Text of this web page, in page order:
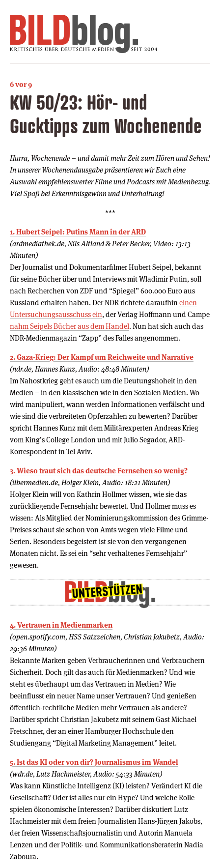
6 vor 9
KW 50/23: Hör- und
Gucktipps zum Wochenende
Hurra, Wochenende – und damit mehr Zeit zum Hören und Sehen!
In unserer Wochenendausgabe präsentieren wir Euch eine
Auswahl empfehlenswerter Filme und Podcasts mit Medienbezug.
Viel Spaß bei Erkenntnisgewinn und Unterhaltung!
***
1. Hubert Seipel: Putins Mann in der ARD
(ardmediathek.de, Nils Altland & Peter Becker, Video: 13:13
Minuten)
Der Journalist und Dokumentarfilmer Hubert Seipel, bekannt
für seine Bücher über und Interviews mit Wladimir Putin, soll
nach Recherchen von ZDF und “Spiegel” 600.000 Euro aus
Russland erhalten haben. Der NDR richtete daraufhin einen
Untersuchungsausschuss ein, der Verlag Hoffmann und Campe
nahm Seipels Bücher aus dem Handel. Nun hat sich auch das
NDR-Medienmagazin “Zapp” des Falles angenommen.
2. Gaza-Krieg: Der Kampf um Reichweite und Narrative
(ndr.de, Hannes Kunz, Audio: 48:48 Minuten)
Im Nahostkrieg geht es auch um die Deutungshoheit in den
Medien – in den klassischen wie in den Sozialen Medien. Wo
wird manipuliert, wann werden Informationen verfälscht und
wie sind die verbreiteten Opferzahlen zu bewerten? Darüber
spricht Hannes Kunz mit dem Militärexperten Andreas Krieg
vom King’s College London und mit Julio Segador, ARD-
Korrespondent in Tel Aviv.
3. Wieso traut sich das deutsche Fernsehen so wenig?
(übermedien.de, Holger Klein, Audio: 18:21 Minuten)
Holger Klein will von Kathrin Hollmer wissen, wie sie das
zurückliegende Fernsehjahr bewertet. Und Hollmer muss es
wissen: Als Mitglied der Nominierungskommission des Grimme-
Preises schaut sie schon von Amts wegen viele Filme und
Serien. Besonders begeistert ist sie von den vergangenen
Monaten nicht. Es sei ein “sehr verhaltenes Fernsehjahr”
gewesen.
4. Vertrauen in Medienmarken
(open.spotify.com, HSS Satzzeichen, Christian Jakubetz, Audio:
29:36 Minuten)
Bekannte Marken geben Verbraucherinnen und Verbrauchern
Sicherheit. Doch gilt das auch für Medienmarken? Und wie
steht es überhaupt um das Vertrauen in Medien? Wie
beeinflusst ein neuer Name unser Vertrauen? Und genießen
öffentlich-rechtliche Medien mehr Vertrauen als andere?
Darüber spricht Christian Jakubetz mit seinem Gast Michael
Fretschner, der an einer Hamburger Hochschule den
Studiengang “Digital Marketing Management” leitet.
5. Ist das KI oder von dir? Journalismus im Wandel
(wdr.de, Lutz Hachmeister, Audio: 54:33 Minuten)
Was kann Künstliche Intelligenz (KI) leisten? Verändert KI die
Gesellschaft? Oder ist alles nur ein Hype? Und welche Rolle
spielen ökonomische Interessen? Darüber diskutiert Lutz
Hachmeister mit dem freien Journalisten Hans-Jürgen Jakobs,
der freien Wissenschaftsjournalistin und Autorin Manuela
Lenzen und der Politik- und Kommunikationsberaterin Nadia
Zaboura.